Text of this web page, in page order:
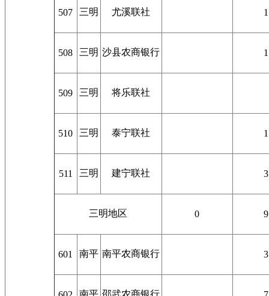
507 三明 尤溪联社 1
508 三明 沙县农商银行 1
509 三明 将乐联社
510 三明 泰宁联社 1
511 三明 建宁联社 3
三明地区 0 9
601 南平 南平农商银行 3
南平 邵武农商银行